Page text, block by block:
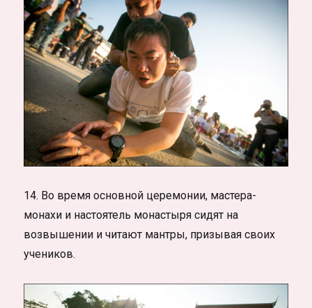
14. Во время основной церемонии, мастера-
монахи и настоятель монастыря сидят на
возвышении и читают мантры, призывая своих
учеников.